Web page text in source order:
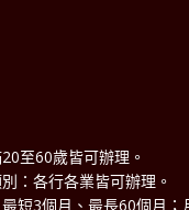
至60歲皆可辦理。
：各行各業皆可辦理。
短3個月、最長60個月